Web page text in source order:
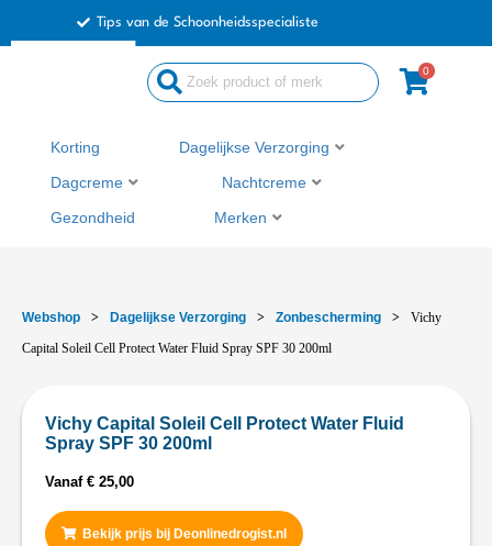
Tips van de Schoonheidsspecialiste
0
Korting Dagelijkse Verzorging
Dagcreme Nachtcreme
Gezondheid Merken
Webshop > Dagelijkse Verzorging > Zonbescherming >
Vichy
Capital Soleil Cell Protect Water Fluid Spray SPF 30 200ml
Vichy Capital Soleil Cell Protect Water Fluid
Spray SPF 30 200ml
Vanaf € 25,00
Bekijk prijs bij Deonlinedrogist.nl